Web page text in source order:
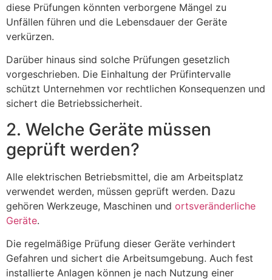
diese Prüfungen könnten verborgene Mängel zu
Unfällen führen und die Lebensdauer der Geräte
verkürzen.
Darüber hinaus sind solche Prüfungen gesetzlich
vorgeschrieben. Die Einhaltung der Prüfintervalle
schützt Unternehmen vor rechtlichen Konsequenzen und
sichert die Betriebssicherheit.
2. Welche Geräte müssen
geprüft werden?
Alle elektrischen Betriebsmittel, die am Arbeitsplatz
verwendet werden, müssen geprüft werden. Dazu
gehören Werkzeuge, Maschinen und ortsveränderliche
Geräte.
Die regelmäßige Prüfung dieser Geräte verhindert
Gefahren und sichert die Arbeitsumgebung. Auch fest
installierte Anlagen können je nach Nutzung einer